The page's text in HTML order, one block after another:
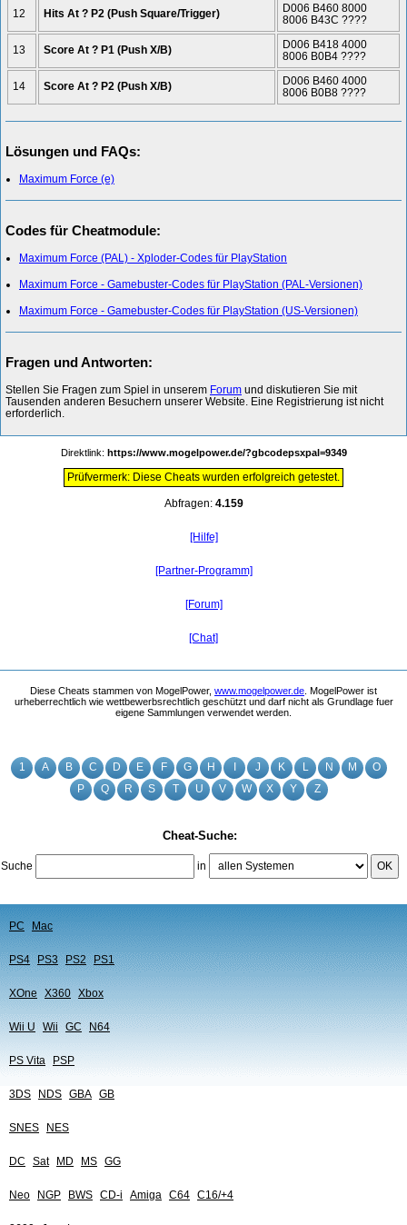
1 A B C D E F G H J K L N M
O
P
Q R S T U V W X Y Z
Cheat-Suche:
Suche in OK
PC Mac
PS4 PS3 PS2 PS1
XOne X360 Xbox
Wii U Wii GC N64
PS Vita PSP
3DS NDS GBA GB
SNES NES
DC Sat MD MS GG
Neo NGP BWS CD-i Amiga C64 C16/+4
12 Hits At ? P2 (Push Square/Trigger)
D006 B460 8000
8006 B43C ????
13 Score At ? P1 (Push X/B)
D006 B418 4000
8006 B0B4 ????
14 Score At ? P2 (Push X/B)
D006 B460 4000
8006 B0B8 ????
Lösungen und FAQs:
Maximum Force (e)
Codes für Cheatmodule:
Maximum Force (PAL) - Xploder-Codes für PlayStation
Maximum Force - Gamebuster-Codes für PlayStation (PAL-Versionen)
Maximum Force - Gamebuster-Codes für PlayStation (US-Versionen)
Fragen und Antworten:
Stellen Sie Fragen zum Spiel in unserem Forum und diskutieren Sie mit
Tausenden anderen Besuchern unserer Website. Eine Registrierung ist nicht
erforderlich.
Direktlink: https://www.mogelpower.de/?gbcodepsxpal=9349
Prüfvermerk: Diese Cheats wurden erfolgreich getestet.
Abfragen: 4.159
[Hilfe]
[Partner-Programm]
[Forum]
[Chat]
Diese Cheats stammen von MogelPower, www.mogelpower.de . MogelPower ist
urheberrechtlich wie wettbewerbsrechtlich geschützt und darf nicht als Grundlage fuer
eigene Sammlungen verwendet werden.